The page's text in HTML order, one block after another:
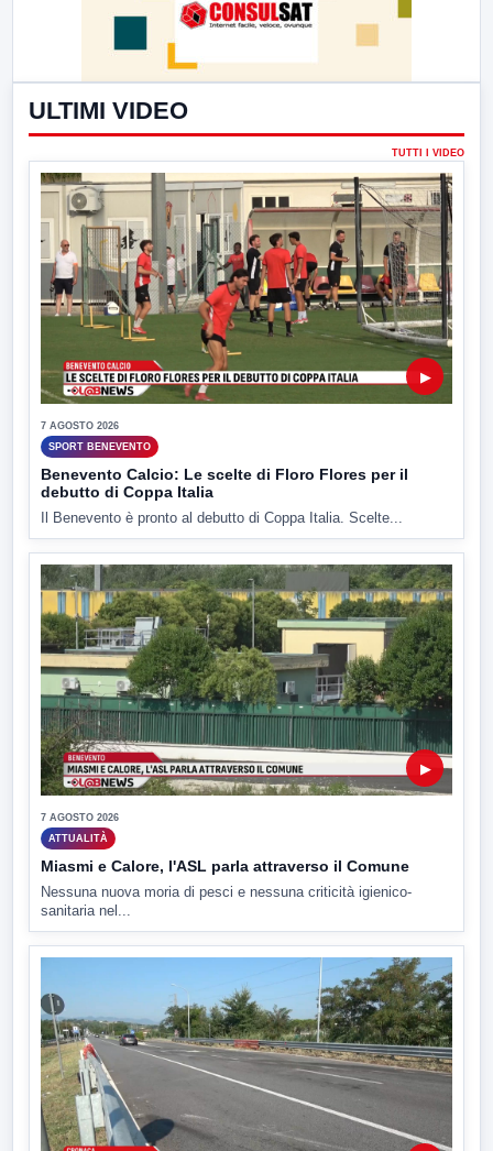
ULTIMI VIDEO
TUTTI I VIDEO
▶
7 AGOSTO 2026
SPORT BENEVENTO
Benevento Calcio: Le scelte di Floro Flores per il
debutto di Coppa Italia
Il Benevento è pronto al debutto di Coppa Italia. Scelte...
▶
7 AGOSTO 2026
ATTUALITÀ
Miasmi e Calore, l'ASL parla attraverso il Comune
Nessuna nuova moria di pesci e nessuna criticità igienico-
sanitaria nel...